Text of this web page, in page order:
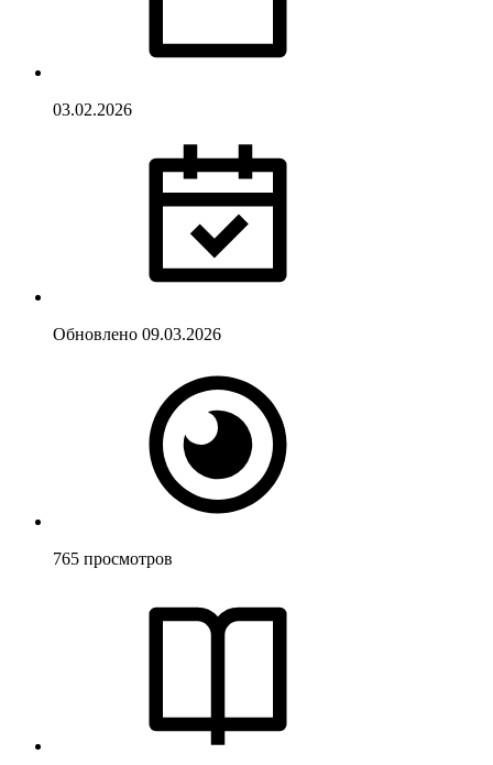
03.02.2026
Обновлено 09.03.2026
765 просмотров